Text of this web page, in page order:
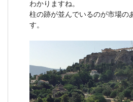
わかりますね。
柱の跡が並んでいるのが市場の
す。